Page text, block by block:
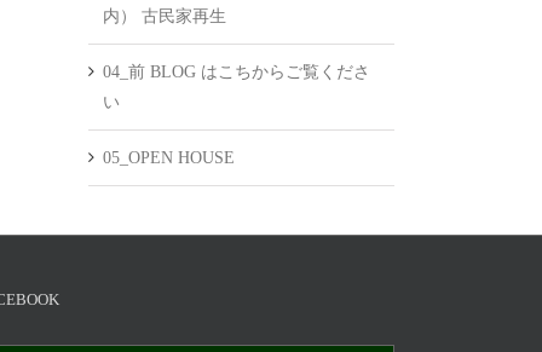
内） 古民家再生
04_前 BLOG はこちからご覧くださ
い
05_OPEN HOUSE